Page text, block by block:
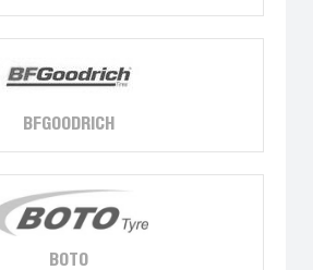
BFGOODRICH
BOTO